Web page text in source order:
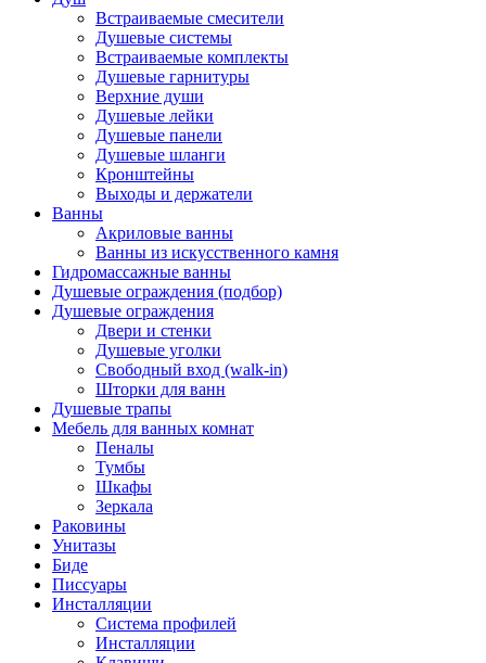
Встраиваемые смесители
Душевые системы
Встраиваемые комплекты
Душевые гарнитуры
Верхние души
Душевые лейки
Душевые панели
Душевые шланги
Кронштейны
Выходы и держатели
Ванны
Акриловые ванны
Ванны из искусственного камня
Гидромассажные ванны
Душевые ограждения (подбор)
Душевые ограждения
Двери и стенки
Душевые уголки
Свободный вход (walk-in)
Шторки для ванн
Душевые трапы
Мебель для ванных комнат
Пеналы
Тумбы
Шкафы
Зеркала
Раковины
Унитазы
Биде
Писсуары
Инсталляции
Система профилей
Инсталляции